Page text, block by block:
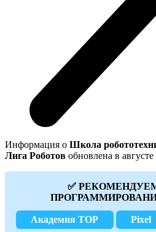
Информация о Школа
Лига Роботов обновлена в августе
✅
Академия TOP Pixel